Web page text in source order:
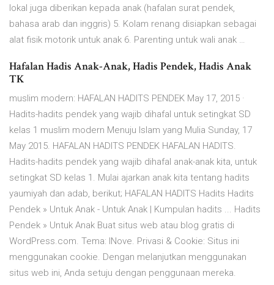
lokal juga diberikan kepada anak (hafalan surat pendek,
bahasa arab dan inggris) 5. Kolam renang disiapkan sebagai
alat fisik motorik untuk anak 6. Parenting untuk wali anak …
Hafalan Hadis Anak-Anak, Hadis Pendek, Hadis Anak
TK
muslim modern: HAFALAN HADITS PENDEK May 17, 2015 ·
Hadits-hadits pendek yang wajib dihafal untuk setingkat SD
kelas 1 muslim modern Menuju Islam yang Mulia Sunday, 17
May 2015. HAFALAN HADITS PENDEK HAFALAN HADITS.
Hadits-hadits pendek yang wajib dihafal anak-anak kita, untuk
setingkat SD kelas 1. Mulai ajarkan anak kita tentang hadits
yaumiyah dan adab, berikut; HAFALAN HADITS Hadits Hadits
Pendek » Untuk Anak - Untuk Anak | Kumpulan hadits ... Hadits
Pendek » Untuk Anak Buat situs web atau blog gratis di
WordPress.com. Tema: INove. Privasi & Cookie: Situs ini
menggunakan cookie. Dengan melanjutkan menggunakan
situs web ini, Anda setuju dengan penggunaan mereka.